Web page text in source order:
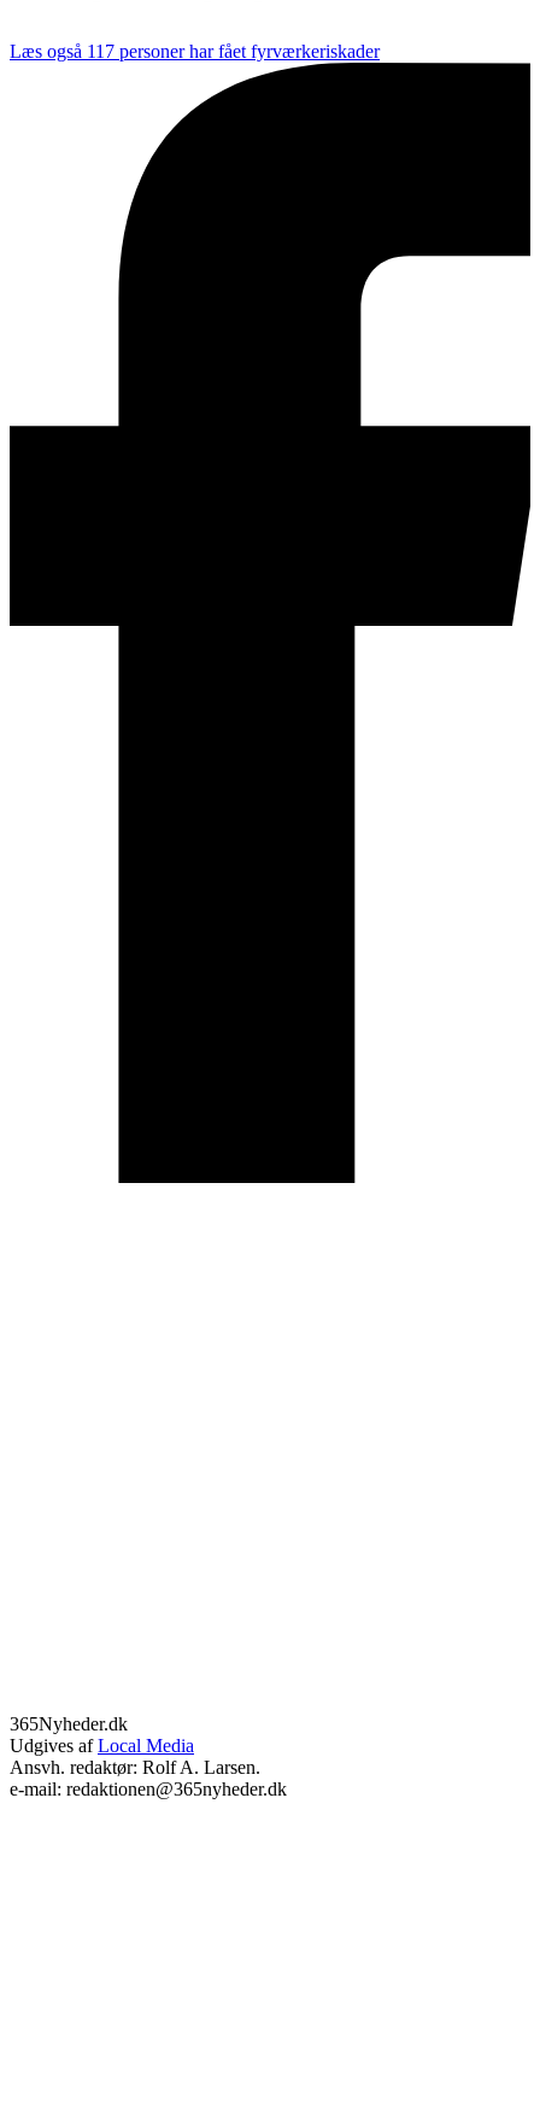
Læs også 117 personer har fået fyrværkeriskader
365Nyheder.dk
Udgives afLocal Media
Ansvh. redaktør: Rolf A. Larsen.
e-mail: redaktionen@365nyheder.dk